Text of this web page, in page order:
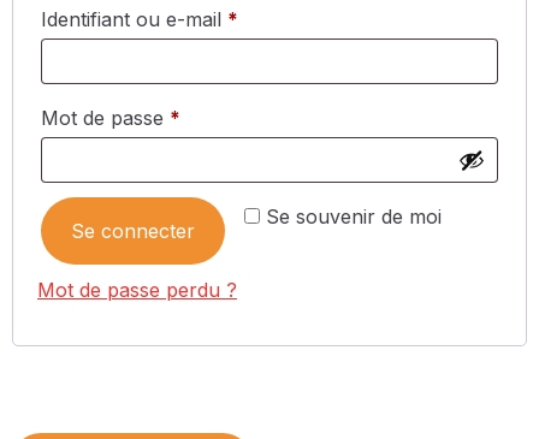
Identifiant ou e-mail *
Mot de passe *
Se souvenir de moi
Se connecter
Mot de passe perdu ?